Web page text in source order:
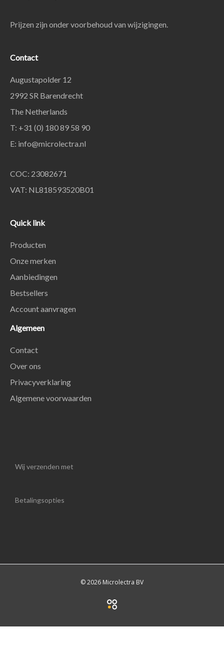
Prijzen zijn onder voorbehoud van wijzigingen.
Contact
Augustapolder 12
2992 SR Barendrecht
The Netherlands
T: +31 (0) 180 89 58 90
E: info@microlectra.nl
COC: 23082671
VAT: NL818593520B01
Quick link
Producten
Onze merken
Aanbiedingen
Bestsellers
Account aanvragen
Algemeen
Contact
Over ons
Privacyverklaring
Algemene voorwaarden
Wij verzenden met
Betalingsopties
© 2026 Microlectra BV